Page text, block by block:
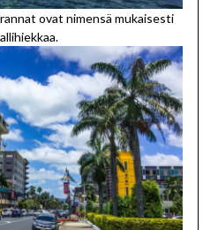
ovat nimensä mukaisesti